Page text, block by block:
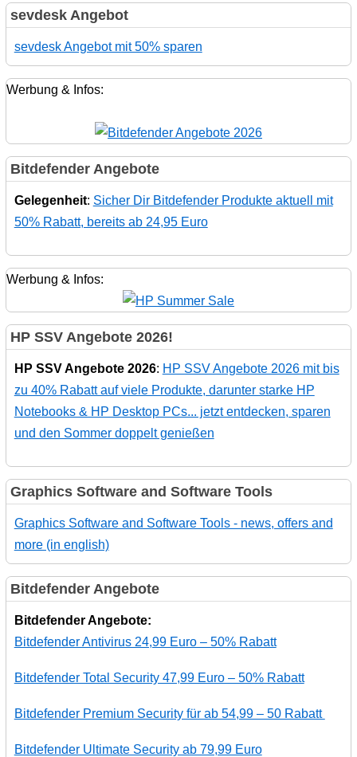
sevdesk Angebot
sevdesk Angebot mit 50% sparen
Werbung & Infos:
Bitdefender Angebote
Gelegenheit: Sicher Dir Bitdefender Produkte aktuell mit
50% Rabatt, bereits ab 24,95 Euro
Werbung & Infos:
HP SSV Angebote 2026!
HP SSV Angebote 2026: HP SSV Angebote 2026 mit bis
zu 40% Rabatt auf viele Produkte, darunter starke HP
Notebooks & HP Desktop PCs... jetzt entdecken, sparen
und den Sommer doppelt genießen
Graphics Software and Software Tools
Graphics Software and Software Tools - news, offers and
more (in english)
Bitdefender Angebote
Bitdefender Angebote:
Bitdefender Antivirus 24,99 Euro – 50% Rabatt
Bitdefender Total Security 47,99 Euro – 50% Rabatt
Bitdefender Premium Security für ab 54,99 – 50 Rabatt
Bitdefender Ultimate Security ab 79,99 Euro